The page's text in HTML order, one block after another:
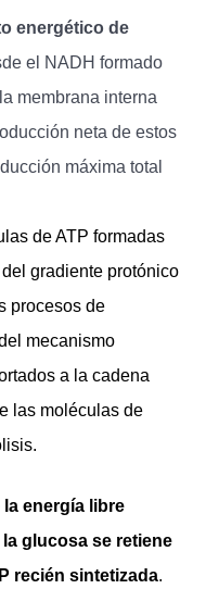
energético de
el NADH formado
membrana interna
neta de estos
máxima total
de ATP formadas
gradiente protónico
procesos de
mecanismo
a la cadena
las moléculas de
la energía libre
glucosa se retiene
recién sintetizada.